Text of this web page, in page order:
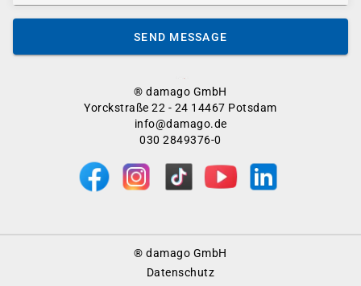
® damago GmbH
Yorckstraße 22 - 24 14467 Potsdam
info@damago.de
030 2849376-0
SEND MESSAGE
® damago GmbH
Datenschutz